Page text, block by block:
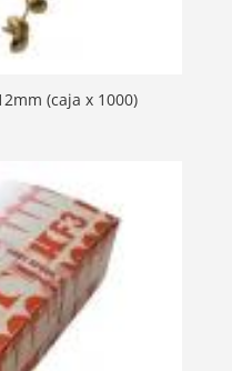
(caja x 1000)